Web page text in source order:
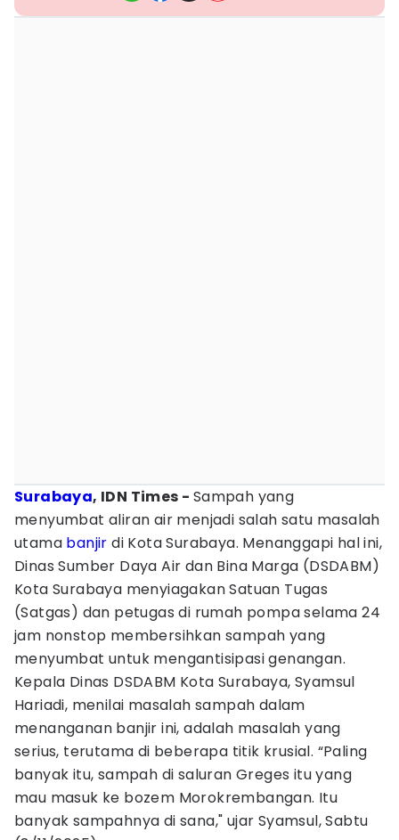
Surabaya, IDN Times - Sampah yang
menyumbat aliran air menjadi salah satu masalah
utama banjir di Kota Surabaya. Menanggapi hal ini,
Dinas Sumber Daya Air dan Bina Marga (DSDABM)
Kota Surabaya menyiagakan Satuan Tugas
(Satgas) dan petugas di rumah pompa selama 24
jam nonstop membersihkan sampah yang
menyumbat untuk mengantisipasi genangan.
Kepala Dinas DSDABM Kota Surabaya, Syamsul
Hariadi, menilai masalah sampah dalam
menanganan banjir ini, adalah masalah yang
serius, terutama di beberapa titik krusial. “Paling
banyak itu, sampah di saluran Greges itu yang
mau masuk ke bozem Morokrembangan. Itu
banyak sampahnya di sana," ujar Syamsul, Sabtu